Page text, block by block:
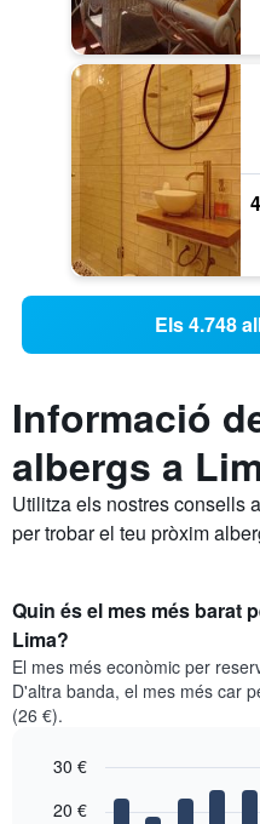
Els 4.748
Informació
albergs a
Utilitza els nostres consells
per trobar el teu pròxim
Quin és el mes més barat
Lima?
El mes més econòmic per
D'altra banda, el mes més car
(26 €).
chart
graphic.
20 €
30 €